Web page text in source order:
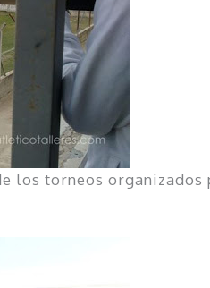
los torneos organizados